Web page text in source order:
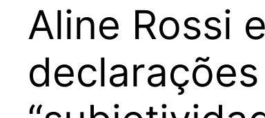
Aline Rossi